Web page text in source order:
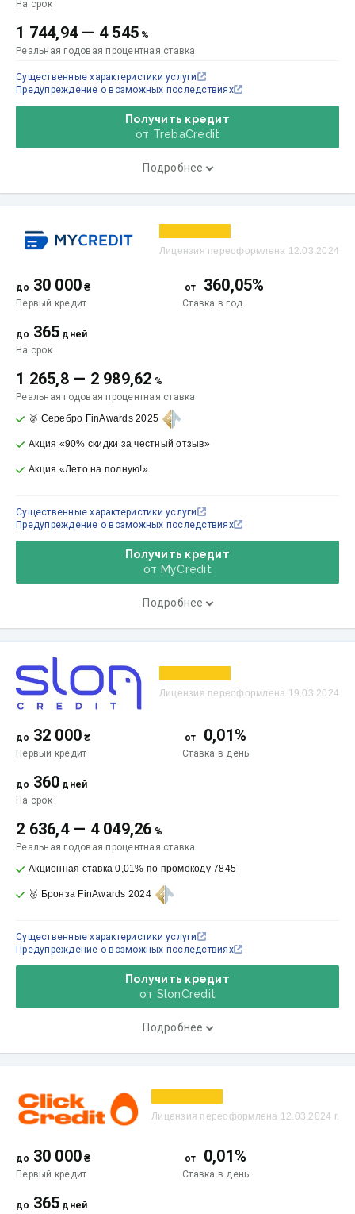
На срок
1 744,94— 4 545 %
Реальная годовая процентная ставка
Получить кредит
от TrebaCredit
Подробнее
Существенные характеристики услуги
Предупреждение о возможных последствиях
Лицензия переоформлена 12.03.2024
до 30 000 ₴
Первый кредит
от 360,05%
Ставка в год
до 365 дней
На срок
1 265,8— 2 989,62 %
Реальная годовая процентная ставка
Получить кредит
от MyСredit
Подробнее
🥈 Серебро FinAwards 2025
Акция «90% скидки за честный отзыв»
Акция «Лето на полную!»
Существенные характеристики услуги
Предупреждение о возможных последствиях
Лицензия переоформлена 19.03.2024
до 32 000 ₴
Первый кредит
от 0,01%
Ставка в день
до 360 дней
На срок
2 636,4— 4 049,26 %
Реальная годовая процентная ставка
Получить кредит
от SlonCredit
Подробнее
Акционная ставка 0,01% по промокоду 7845
🥉 Бронза FinAwards 2024
Существенные характеристики услуги
Предупреждение о возможных последствиях
Лицензия переоформлена 12.03.2024 г.
до 30 000 ₴
Первый кредит
от 0,01%
Ставка в день
до 365 дней